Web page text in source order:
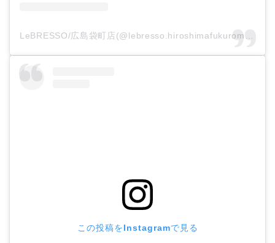
LeBRESSO/広島袋町店(@lebresso.hiroshimafukuromachi)がシェアした投稿
この投稿をInstagramで見る